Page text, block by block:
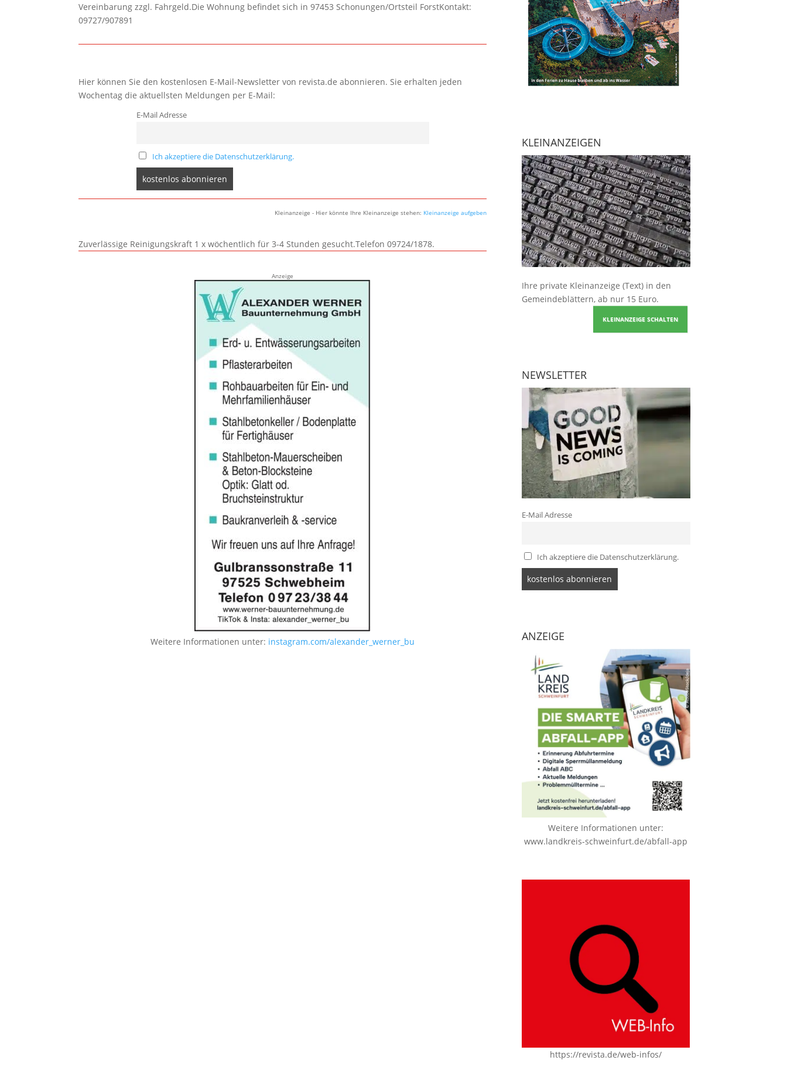
Vereinbarung zzgl. Fahrgeld.Die Wohnung befindet sich in 97453 Schonungen/Ortsteil ForstKontakt:
09727/907891
Hier können Sie den kostenlosen E-Mail-Newsletter von revista.de abonnieren. Sie erhalten jeden
Wochentag die aktuellsten Meldungen per E-Mail:
E-Mail Adresse
Ich akzeptiere die Datenschutzerklärung.
Kleinanzeige - Hier könnte Ihre Kleinanzeige stehen: Kleinanzeige aufgeben
Zuverlässige Reinigungskraft 1 x wöchentlich für 3-4 Stunden gesucht.Telefon 09724/1878.
Anzeige
Weitere Informationen unter: instagram.com/alexander_werner_bu
KLEINANZEIGEN
Ihre private Kleinanzeige (Text) in den
Gemeindeblättern, ab nur 15 Euro.
KLEINANZEIGE SCHALTEN
NEWSLETTER
E-Mail Adresse
Ich akzeptiere die Datenschutzerklärung.
ANZEIGE
Weitere Informationen unter:
www.landkreis-schweinfurt.de/abfall-app
https://revista.de/web-infos/